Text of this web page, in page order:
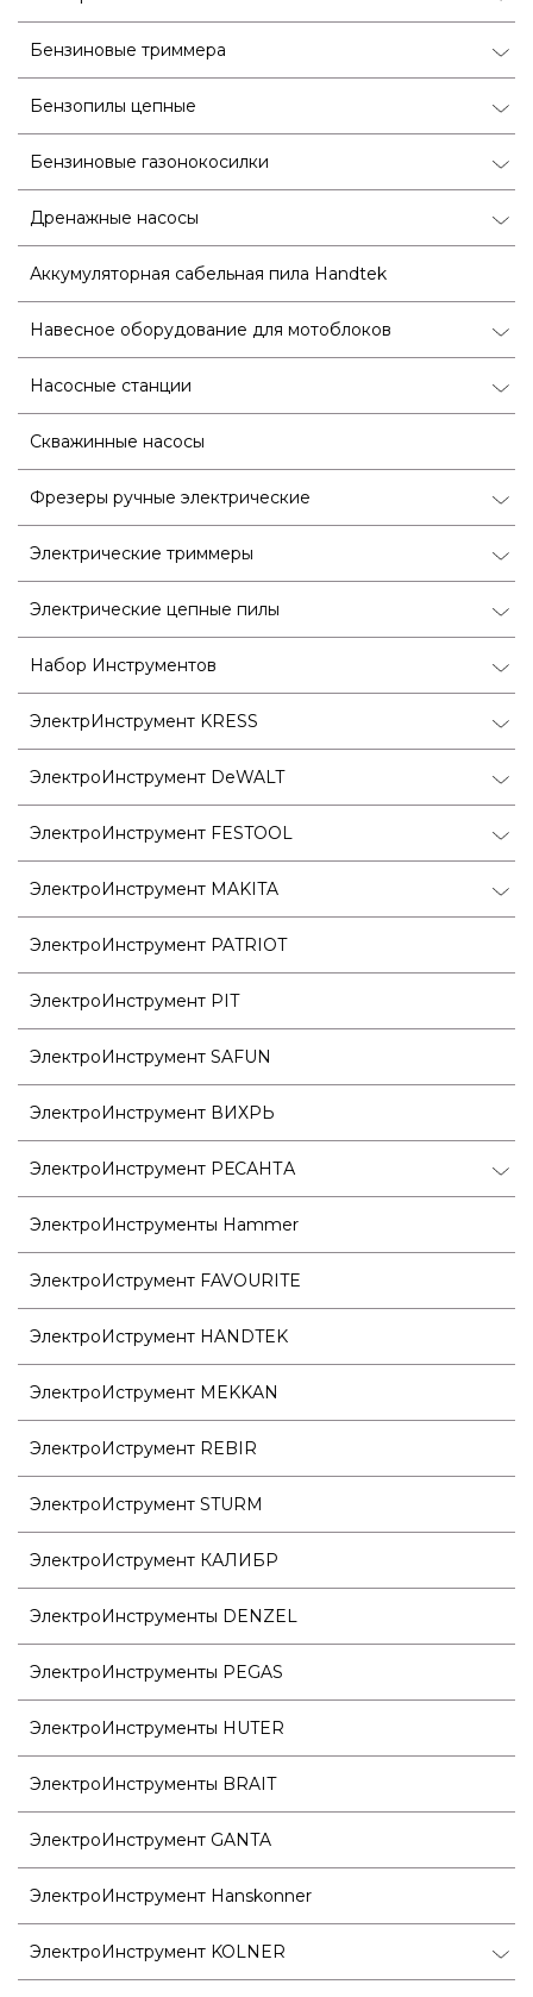
Бензиновые триммера
Бензопилы цепные
Бензиновые газонокосилки
Дренажные насосы
Аккумуляторная сабельная пила Handtek
Навесное оборудование для мотоблоков
Насосные станции
Скважинные насосы
Фрезеры ручные электрические
Электрические триммеры
Электрические цепные пилы
Набор Инструментов
ЭлектрИнструмент KRESS
ЭлектроИнструмент DeWALT
ЭлектроИнструмент FESTOOL
ЭлектроИнструмент MAKITA
ЭлектроИнструмент PATRIOT
ЭлектроИнструмент PIT
ЭлектроИнструмент SAFUN
ЭлектроИнструмент ВИХРЬ
ЭлектроИнструмент РЕСАНТА
ЭлектроИнструменты Hammer
ЭлектроИструмент FAVOURITE
ЭлектроИструмент HANDTEK
ЭлектроИструмент MEKKAN
ЭлектроИструмент REBIR
ЭлектроИструмент STURM
ЭлектроИструмент КАЛИБР
ЭлектроИнструменты DENZEL
ЭлектроИнструменты PEGAS
ЭлектроИнструменты HUTER
ЭлектроИнструменты BRAIT
ЭлектроИнструмент GANTA
ЭлектроИнструмент Hanskonner
ЭлектроИнструмент KOLNER